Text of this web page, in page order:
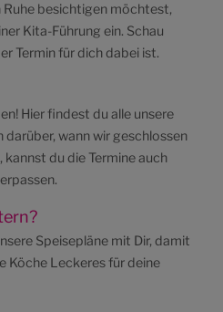
Ruhe besichtigen möchtest,
Kita-Führung ein. Schau
Termin für dich dabei ist.
Hier findest du alle unsere
wann wir geschlossen
du die Termine auch
Speisepläne mit Dir, damit
Köche Leckeres für deine